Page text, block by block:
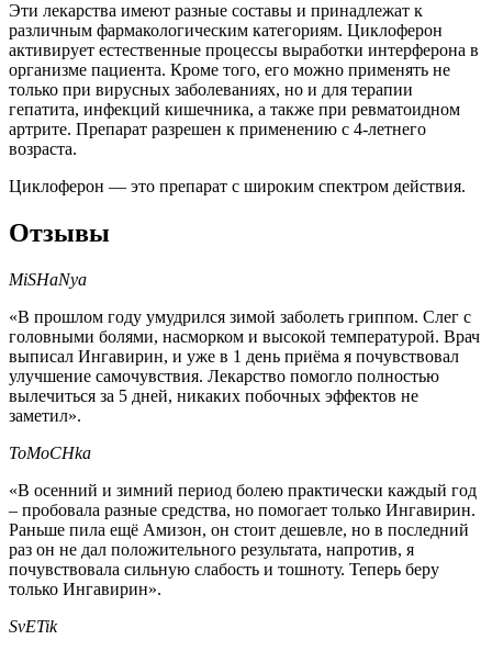
Эти лекарства имеют разные составы и принадлежат к
различным фармакологическим категориям. Циклоферон
активирует естественные процессы выработки интерферона в
организме пациента. Кроме того, его можно применять не
только при вирусных заболеваниях, но и для терапии
гепатита, инфекций кишечника, а также при ревматоидном
артрите. Препарат разрешен к применению с 4-летнего
возраста.
Циклоферон — это препарат с широким спектром действия.
Отзывы
MiSHaNya
«В прошлом году умудрился зимой заболеть гриппом. Слег с
головными болями, насморком и высокой температурой. Врач
выписал Ингавирин, и уже в 1 день приёма я почувствовал
улучшение самочувствия. Лекарство помогло полностью
вылечиться за 5 дней, никаких побочных эффектов не
заметил».
ToMoCHka
«В осенний и зимний период болею практически каждый год
– пробовала разные средства, но помогает только Ингавирин.
Раньше пила ещё Амизон, он стоит дешевле, но в последний
раз он не дал положительного результата, напротив, я
почувствовала сильную слабость и тошноту. Теперь беру
только Ингавирин».
SvETik